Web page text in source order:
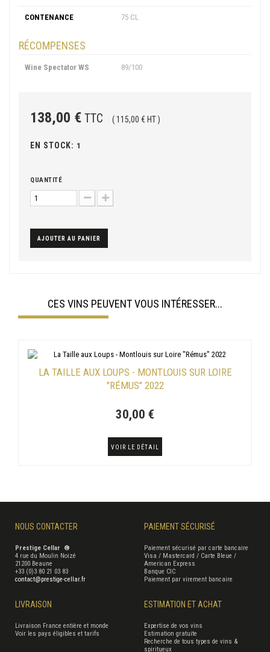
CONTENANCE 75 CL
RÉCOMPENSES
Wine Spectator WS 89/100
138,00 € TTC ( 115,00 € HT )
EN STOCK: 1
QUANTITÉ
AJOUTER AU PANIER
CES VINS PEUVENT VOUS INTÉRESSER...
LA TAILLE AUX LOUPS - MONTLOUIS SUR LOIRE
"RÉMUS" 2022
30,00 €
VOIR LE DÉTAIL
NOUS CONTACTER
Prestige Cellar ®
4 rue du Moulin Noizé
21200 Beaune
+33 (0)3 80 21 03 83
contact@prestige-cellar.fr
PAIEMENT SÉCURISÉ
Paiement sécurisé par carte bancaire
Visa / Mastercard / Carte Bleue /
American Express
Banque CIC
Paiement par virement bancaire
LIVRAISON
Livraison France entière et monde
Voir les pays éligibles et tarifs
ESTIMATION ET ACHAT
Expertise de vos vins
Estimation gratuite
Recherche de tous types de vins &
spiritueux